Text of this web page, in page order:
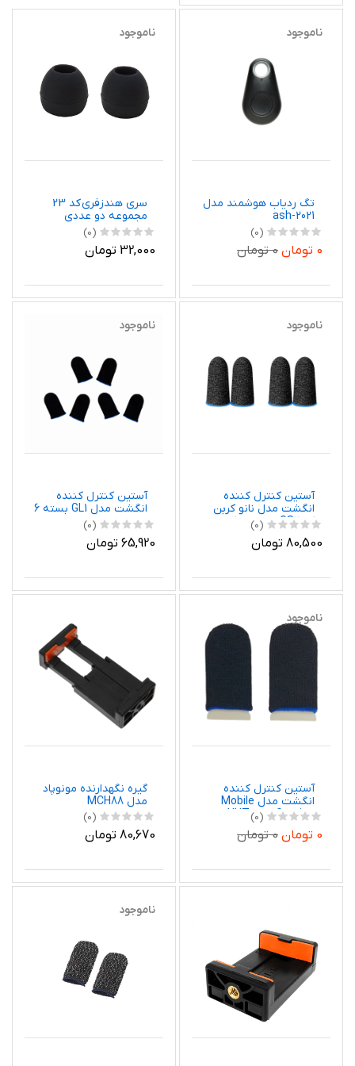
ناموجود
تگ ردیاب هوشمند مدل
ash-2021
(0)
0 تومان 0 تومان
ناموجود
سری هندزفری کد 23
مجموعه دو عددی
(0)
32,000 تومان
ناموجود
آستین کنترل کننده
انگشت مدل نانو کربن
کد GS2 مجموعه 2 عددی
(0)
80,500 تومان
ناموجود
آستین کنترل کننده
انگشت مدل GL1 بسته 6
عددی
(0)
65,920 تومان
ناموجود
آستین کنترل کننده
انگشت مدل Mobile
Gaming طرح YHT
(0)
0 تومان 0 تومان
گیره نگهدارنده مونوپاد
مدل MCH88
(0)
80,670 تومان
ناموجود